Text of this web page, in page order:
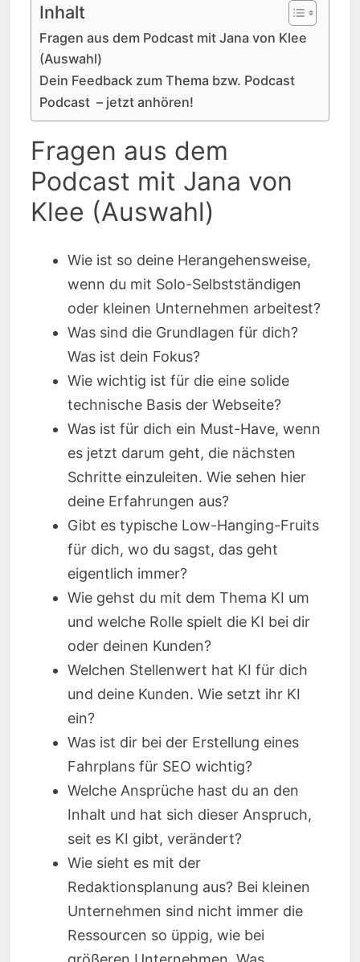
Inhalt
Fragen aus dem Podcast mit Jana von Klee
(Auswahl)
Dein Feedback zum Thema bzw. Podcast
Podcast – jetzt anhören!
Fragen aus dem
Podcast mit Jana von
Klee (Auswahl)
Wie ist so deine Herangehensweise,
wenn du mit Solo-Selbstständigen
oder kleinen Unternehmen arbeitest?
Was sind die Grundlagen für dich?
Was ist dein Fokus?
Wie wichtig ist für die eine solide
technische Basis der Webseite?
Was ist für dich ein Must-Have, wenn
es jetzt darum geht, die nächsten
Schritte einzuleiten. Wie sehen hier
deine Erfahrungen aus?
Gibt es typische Low-Hanging-Fruits
für dich, wo du sagst, das geht
eigentlich immer?
Wie gehst du mit dem Thema KI um
und welche Rolle spielt die KI bei dir
oder deinen Kunden?
Welchen Stellenwert hat KI für dich
und deine Kunden. Wie setzt ihr KI
ein?
Was ist dir bei der Erstellung eines
Fahrplans für SEO wichtig?
Welche Ansprüche hast du an den
Inhalt und hat sich dieser Anspruch,
seit es KI gibt, verändert?
Wie sieht es mit der
Redaktionsplanung aus? Bei kleinen
Unternehmen sind nicht immer die
Ressourcen so üppig, wie bei